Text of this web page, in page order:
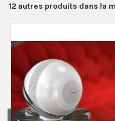
12 autres produits dans la